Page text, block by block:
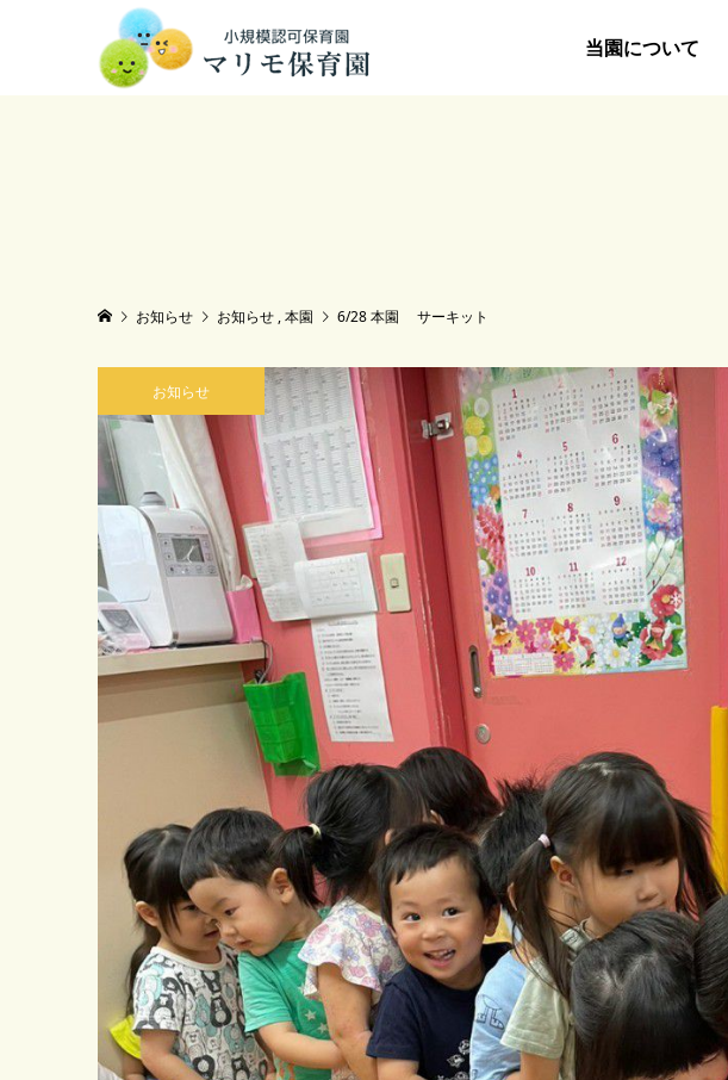
当園について
お知らせ お知らせ ,本園 6/28 本園 サーキット
お知らせ